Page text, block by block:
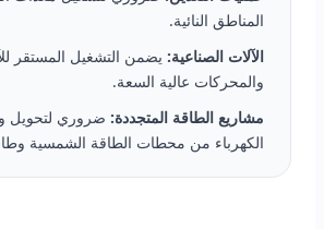
المناطق النائية.
الآلات الصناعية: يضمن التشغيل المستقر
والمحركات عالية السعة.
مشاريع الطاقة المتجددة: ضروري لتحويل
الكهرباء من محطات الطاقة الشمسية